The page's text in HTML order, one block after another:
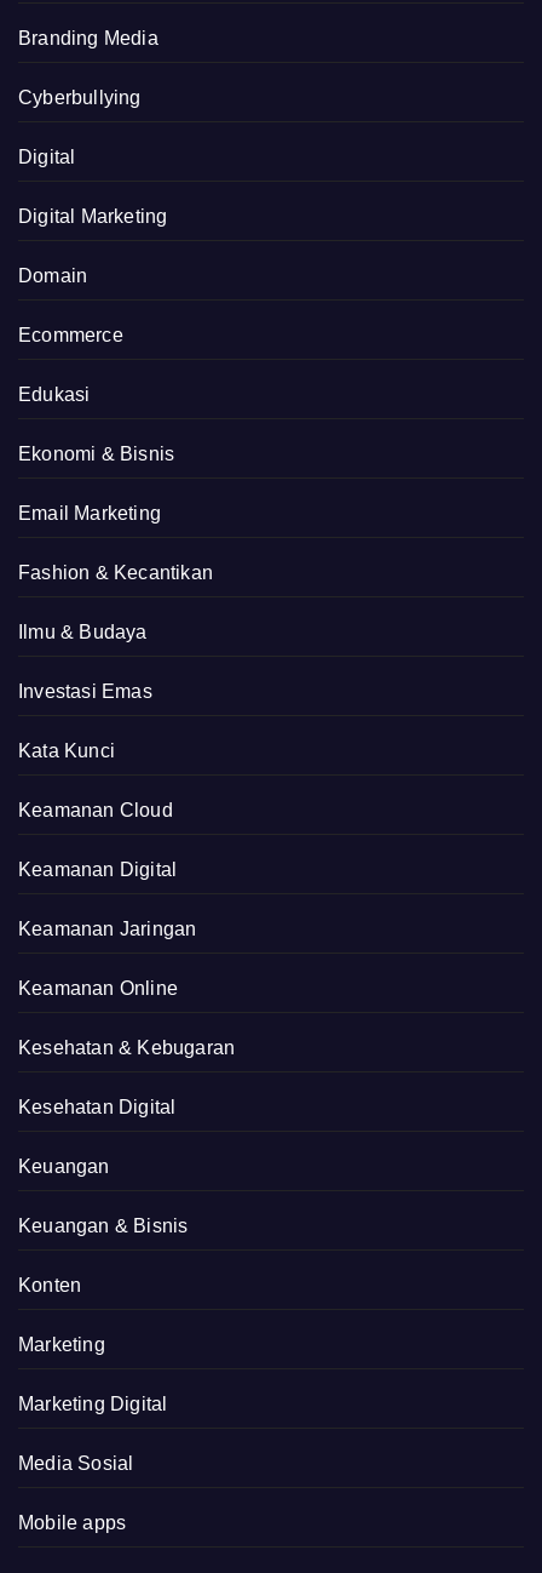
Branding Media
Cyberbullying
Digital
Digital Marketing
Domain
Ecommerce
Edukasi
Ekonomi & Bisnis
Email Marketing
Fashion & Kecantikan
Ilmu & Budaya
Investasi Emas
Kata Kunci
Keamanan Cloud
Keamanan Digital
Keamanan Jaringan
Keamanan Online
Kesehatan & Kebugaran
Kesehatan Digital
Keuangan
Keuangan & Bisnis
Konten
Marketing
Marketing Digital
Media Sosial
Mobile apps